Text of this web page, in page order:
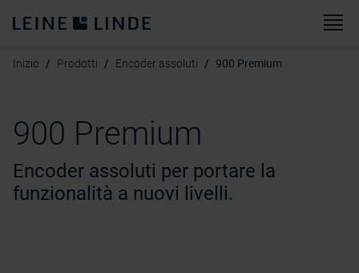
Inizio Prodotti Encoder assoluti 900 Premium
900 Premium
Encoder assoluti per portare la
funzionalità a nuovi livelli.